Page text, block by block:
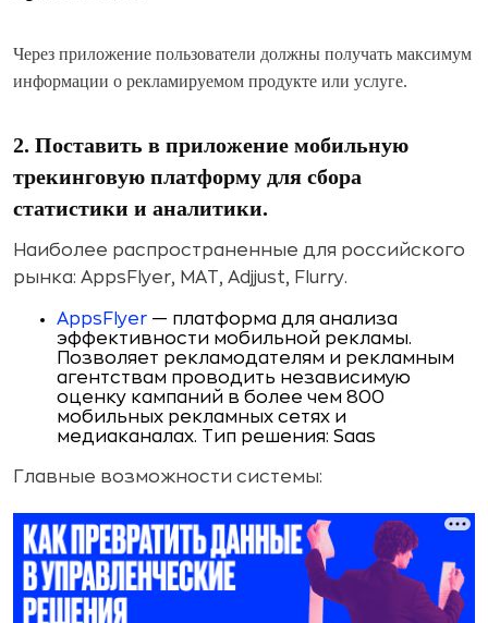
Через приложение пользователи должны получать максимум
информации о рекламируемом продукте или услуге.
2. Поставить в приложение мобильную
трекинговую платформу для сбора
статистики и аналитики.
Наиболее распространенные для российского
рынка: AppsFlyer, MAT, Adjjust, Flurry.
AppsFlyer — платформа для анализа
эффективности мобильной рекламы.
Позволяет рекламодателям и рекламным
агентствам проводить независимую
оценку кампаний в более чем 800
мобильных рекламных сетях и
медиаканалах. Тип решения: Saas
Главные возможности системы: